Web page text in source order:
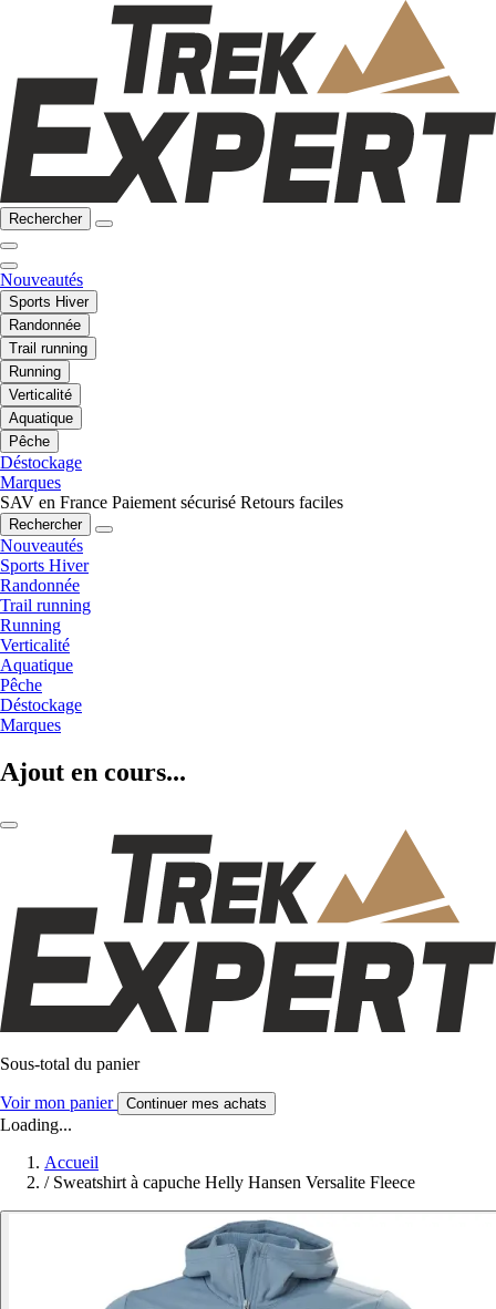
Rechercher
Nouveautés
Sports Hiver
Randonnée
Trail running
Running
Verticalité
Aquatique
Pêche
Déstockage
Marques
SAV en France Paiement sécurisé Retours faciles
Rechercher
Nouveautés
Sports Hiver
Randonnée
Trail running
Running
Verticalité
Aquatique
Pêche
Déstockage
Marques
Ajout en cours...
Sous-total du panier
Voir mon panier Continuer mes achats
Loading...
Accueil
/ Sweatshirt à capuche Helly Hansen Versalite Fleece